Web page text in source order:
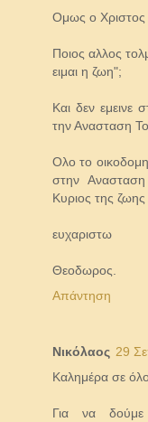
Ομως ο Χριστος
Ποιος αλλος
ειμαι η ζωη";
Και δεν εμεινε
την Ανασταση
Ολο το
στην
Κυριος της
ευχαριστω
Θεοδωρος.
Απάντηση
Νικόλαος 29
Καλημέρα σε
Για να